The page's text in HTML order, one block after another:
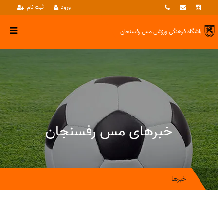
ثبت نام ورود
باشگاه فرهنگی ورزشیمس رفسنجان
خبرهای مس رفسنجان
خبرها